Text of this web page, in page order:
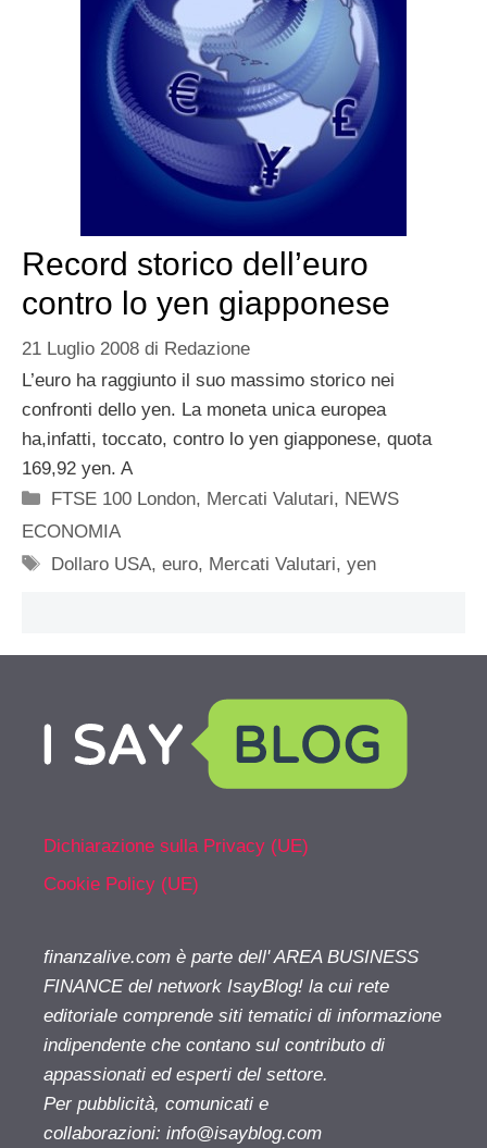
Record storico dell’euro
contro lo yen giapponese
21 Luglio 2008 di Redazione
L’euro ha raggiunto il suo massimo storico nei
confronti dello yen. La moneta unica europea
ha,infatti, toccato, contro lo yen giapponese, quota
169,92 yen. A
Categorie
FTSE 100 London, Mercati Valutari, NEWS
ECONOMIA
Tag
Dollaro USA,euro, Mercati Valutari,yen
Dichiarazione sulla Privacy (UE)
Cookie Policy (UE)
finanzalive.com è parte dell' AREA BUSINESS
FINANCE del network IsayBlog! la cui rete
editoriale comprende siti tematici di informazione
indipendente che contano sul contributo di
appassionati ed esperti del settore.
Per pubblicità, comunicati e
collaborazioni: info@isayblog.com